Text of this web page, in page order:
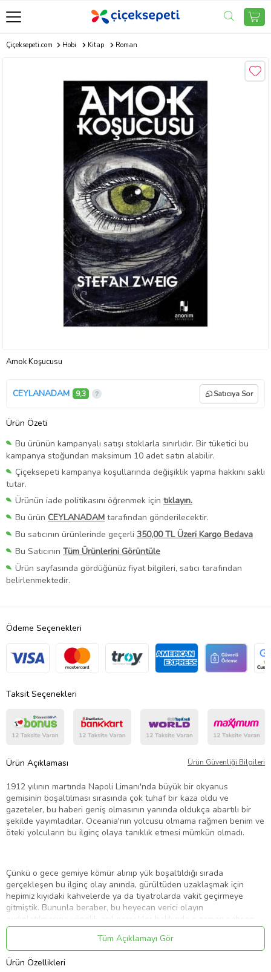
Çiçeksepeti.com Hobi Kitap Roman
Amok Koşucusu
CEYLANADAM 9,3 Satıcıya Sor
Ürün Özeti
Bu ürünün kampanyalı satışı stoklarla sınırlıdır. Bir tüketici bu
kampanya stoğundan maksimum 10 adet satın alabilir.
Çiçeksepeti kampanya koşullarında değişiklik yapma hakkını saklı
tutar.
Ürünün iade politikasını öğrenmek için tıklayın.
Bu ürün CEYLANADAM tarafından gönderilecektir.
Bu satıcının ürünlerinde geçerli 350,00 TL Üzeri Kargo Bedava
Bu Satıcının Tüm Ürünlerini Görüntüle
Ürün sayfasında gördüğünüz fiyat bilgileri, satıcı tarafından
belirlenmektedir.
Ödeme Seçenekleri
Taksit Seçenekleri
Ürün Açıklaması Ürün Güvenliği Bilgileri
1912 yılının martında Napoli Limanı'nda büyük bir okyanus
gemisinin boşaltılması sırasında çok tuhaf bir kaza oldu ve
gazeteler, bu haberi geniş olmasının yanında oldukça abartılı bir
şekilde yayımladılar. Oceania'nın yolcusu olmama rağmen benim ve
öteki yolcuların bu ilginç olaya tanıklık etmesi mümkün olmadı.
Çünkü o gece gemiye kömür alınıp yük boşaltıldığı sırada
gerçekleşen bu ilginç olay anında, gürültüden uzaklaşmak için
hepimiz kıyıdaki kahvelerde ya da tiyatrolarda vakit geçirmeye
gitmiştik. Bununla beraber, bu heyecan verici olayın
aydınlatılmasına yönelik asıl gerçekler hakkında o zaman şahsen
açığa vurmadığım bazı kişisel varsayımlarımın şimdi doğru olduğunu
sanıyorum ve aradan geçen bunca yıla dayanarak bu tuhaf olayın
hemen öncesinde yapılmış bir sohbeti açıklamakta bir sakınca
görmüyorum.
Tüm Açıklamayı Gör
Ürün Özellikleri